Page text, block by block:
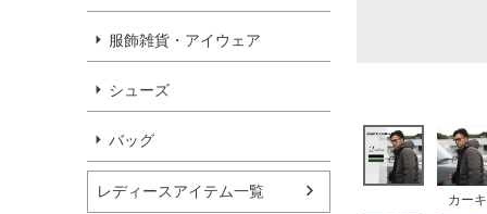
服飾雑貨・アイウェア
シューズ
バッグ
レディースアイテム一覧
カーキ